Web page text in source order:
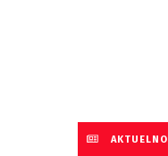
AKTUELNO